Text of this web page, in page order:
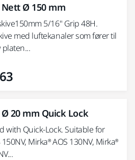
Ø 150 mm
5/16" Grip 48H.
med luftekanaler som fører til
20 mm Quick Lock
with Quick-Lock. Suitable for
150NV, Mirka® AOS 130NV, Mirka®